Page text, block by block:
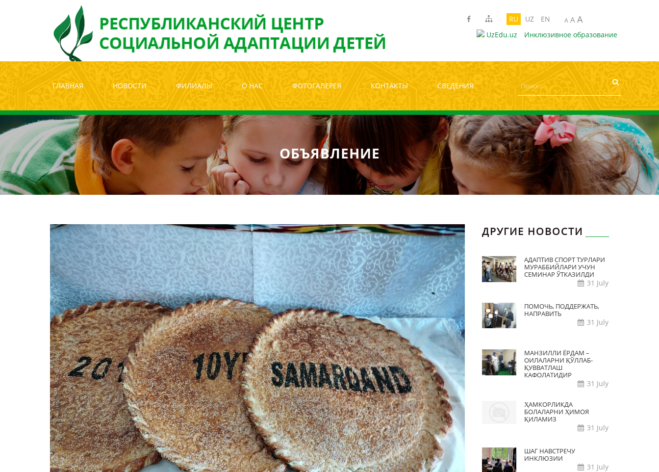
RU UZ EN A A A
UzEdu.uz Инклюзивное образование
ГЛАВНАЯ НОВОСТИ ФИЛИАЛЫ О НАС ФОТОГАЛЕРЕЯ КОНТАКТЫ СВЕДЕНИЯ
ОБЪЯВЛЕНИЕ
ДРУГИЕ НОВОСТИ
АДАПТИВ СПОРТ ТУРЛАРИ
МУРАББИЙЛАРИ УЧУН
СЕМИНАР ЎТКАЗИЛДИ
31 July
ПОМОЧЬ, ПОДДЕРЖАТЬ,
НАПРАВИТЬ
31 July
МАНЗИЛЛИ ЁРДАМ –
ОИЛАЛАРНИ ҚЎЛЛАБ-
ҚУВВАТЛАШ
КАФОЛАТИДИР
31 July
ҲАМКОРЛИКДА
БОЛАЛАРНИ ҲИМОЯ
ҚИЛАМИЗ
31 July
ШАГ НАВСТРЕЧУ
ИНКЛЮЗИИ
31 July